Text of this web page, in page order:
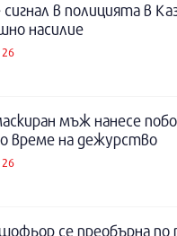
в полицията в
насилие
26
мъж нанесе
време на дежурство
26
се преобърна по